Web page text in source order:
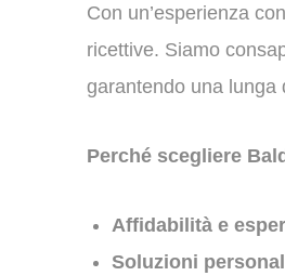
Con un’esperienza
ricettive. Siamo
garantendo una lunga
Perché scegliere
Affidabilità e
Soluzioni